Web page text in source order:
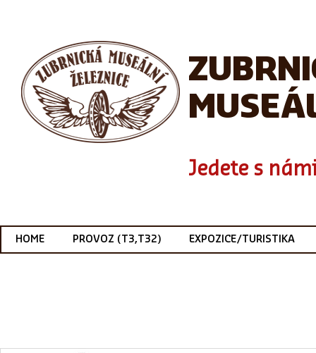
Jedete s
HOME PROVOZ (T3,T32) EXPOZICE/TURISTIKA